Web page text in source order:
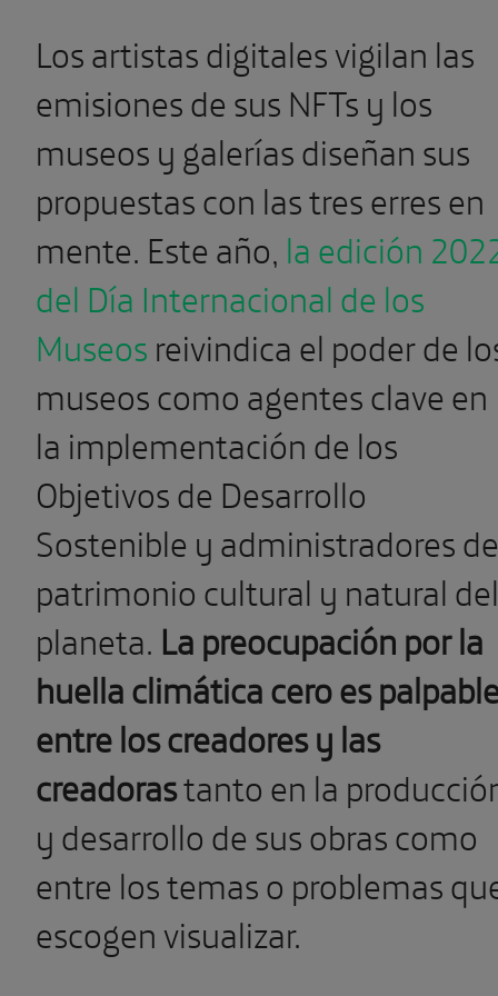
Los artistas digitales vigilan las
emisiones de sus NFTs y los
museos y galerías diseñan sus
propuestas con las tres erres en
mente. Este año, la edición
del Día Internacional de los
Museosreivindica el poder de
museos como agentes clave en
la implementación de los
Objetivos de Desarrollo
Sostenible y administradores
patrimonio cultural y natural del
planeta. La preocupación por la
huella climática cero es
entre los creadores y las
creadorastanto en la
y desarrollo de sus obras como
entre los temas o problemas
escogen visualizar.